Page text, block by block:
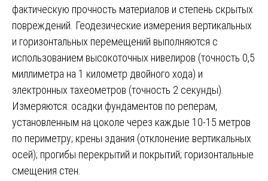
фактическую прочность материалов и степень скрытых
повреждений. Геодезические измерения вертикальных
и горизонтальных перемещений выполняются с
использованием высокоточных нивелиров (точность 0,5
миллиметра на 1 километр двойного хода) и
электронных тахеометров (точность 2 секунды).
Измеряются: осадки фундаментов по реперам,
установленным на цоколе через каждые 10-15 метров
по периметру; крены здания (отклонение вертикальных
осей); прогибы перекрытий и покрытий; горизонтальные
смещения стен.